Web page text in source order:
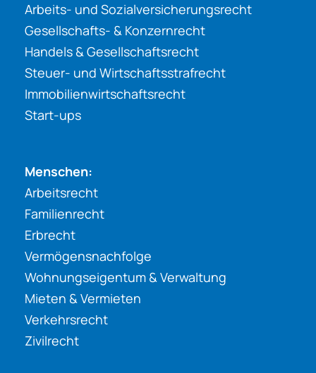
Arbeits- und Sozialversicherungsrecht
Gesellschafts- & Konzernrecht
Handels & Gesellschaftsrecht
Steuer- und Wirtschaftsstrafrecht
Immobilienwirtschaftsrecht
Start-ups
Menschen:
Arbeitsrecht
Familienrecht
Erbrecht
Vermögensnachfolge
Wohnungseigentum & Verwaltung
Mieten & Vermieten
Verkehrsrecht
Zivilrecht